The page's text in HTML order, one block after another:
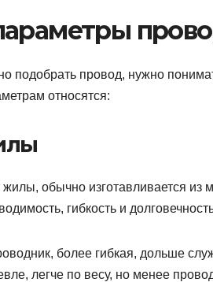
подобрать провод, нужно
относятся:
обычно изготавливается
гибкость и
более гибкая, дольше
легче по весу, но менее